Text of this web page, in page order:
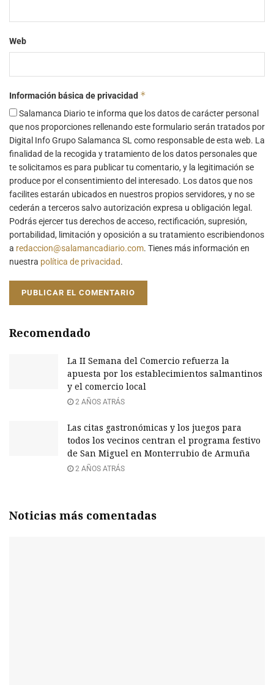
Web
Información básica de privacidad *
Salamanca Diario te informa que los datos de carácter personal
que nos proporciones rellenando este formulario serán tratados por
Digital Info Grupo Salamanca SL como responsable de esta web. La
finalidad de la recogida y tratamiento de los datos personales que
te solicitamos es para publicar tu comentario, y la legitimación se
produce por el consentimiento del interesado. Los datos que nos
facilites estarán ubicados en nuestros propios servidores, y no se
cederán a terceros salvo autorización expresa u obligación legal.
Podrás ejercer tus derechos de acceso, rectificación, supresión,
portabilidad, limitación y oposición a su tratamiento escribiendonos
a redaccion@salamancadiario.com. Tienes más información en
nuestra política de privacidad.
Recomendado
La II Semana del Comercio refuerza la
apuesta por los establecimientos salmantinos
y el comercio local
2 AÑOS ATRÁS
Las citas gastronómicas y los juegos para
todos los vecinos centran el programa festivo
de San Miguel en Monterrubio de Armuña
2 AÑOS ATRÁS
Noticias más comentadas